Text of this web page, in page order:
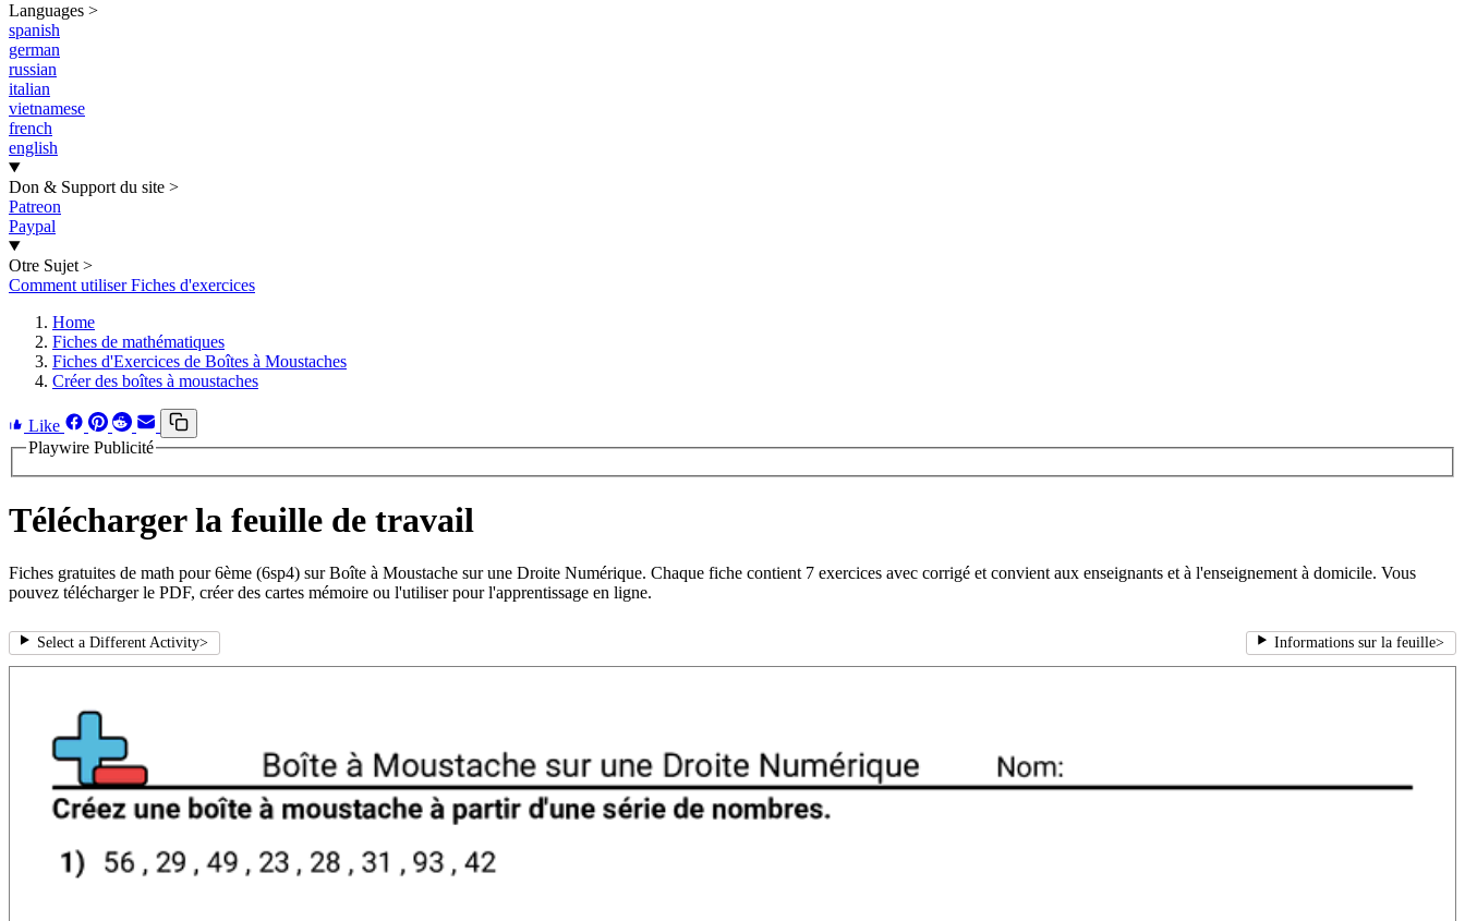
Languages >
spanish
german
russian
italian
vietnamese
french
english
Don & Support du site >
Patreon
Paypal
Otre Sujet >
Comment utiliser Fiches d'exercices
Home
Fiches de mathématiques
Fiches d'Exercices de Boîtes à Moustaches
Créer des boîtes à moustaches
Like
Playwire Publicité
Télécharger la feuille de travail
Fiches gratuites de math pour 6ème (6sp4) sur Boîte à Moustache sur une Droite Numérique. Chaque fiche contient 7 exercices avec corrigé et convient aux enseignants et à l'enseignement à domicile. Vous
pouvez télécharger le PDF, créer des cartes mémoire ou l'utiliser pour l'apprentissage en ligne.
Select a Different Activity> Informations sur la feuille>